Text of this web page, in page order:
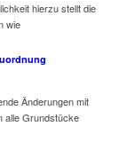
hierzu stellt die
wie
Änderungen mit
alle Grundstücke